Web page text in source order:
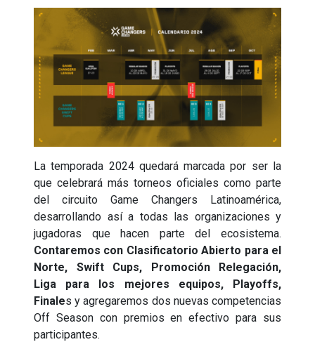
La temporada 2024 quedará marcada por ser la
que celebrará más torneos oficiales como parte
del circuito Game Changers Latinoamérica,
desarrollando así a todas las organizaciones y
jugadoras que hacen parte del ecosistema.
Contaremos con Clasificatorio Abierto para el
Norte, Swift Cups, Promoción Relegación,
Liga para los mejores equipos, Playoffs,
Finales y agregaremos dos nuevas competencias
Off Season con premios en efectivo para sus
participantes.